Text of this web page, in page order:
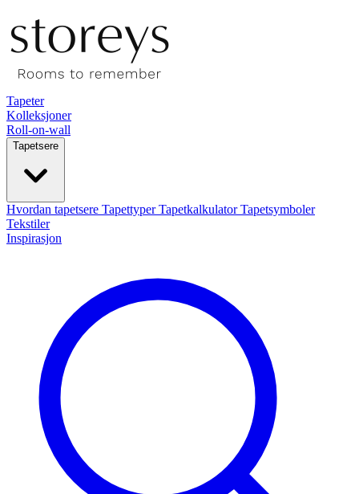
Tapeter
Kolleksjoner
Roll-on-wall
Tapetsere
Hvordan tapetsere TapettyperTapetkalkulatorTapetsymboler
Tekstiler
Inspirasjon